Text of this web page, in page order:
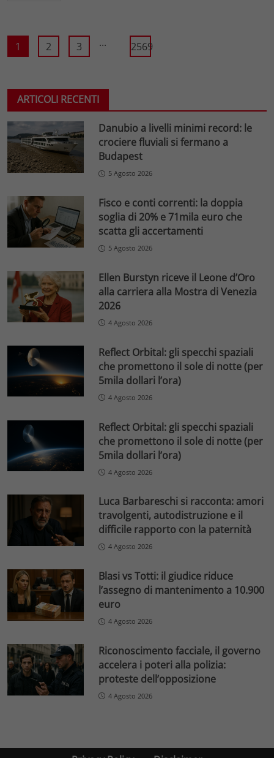
1 2 3 ... 2569
ARTICOLI RECENTI
Danubio a livelli minimi record: le
crociere fluviali si fermano a
Budapest
5 Agosto 2026
Fisco e conti correnti: la doppia
soglia di 20% e 71mila euro che
scatta gli accertamenti
5 Agosto 2026
Ellen Burstyn riceve il Leone d’Oro
alla carriera alla Mostra di Venezia
2026
4 Agosto 2026
Reflect Orbital: gli specchi spaziali
che promettono il sole di notte (per
5mila dollari l’ora)
4 Agosto 2026
Reflect Orbital: gli specchi spaziali
che promettono il sole di notte (per
5mila dollari l’ora)
4 Agosto 2026
Luca Barbareschi si racconta: amori
travolgenti, autodistruzione e il
difficile rapporto con la paternità
4 Agosto 2026
Blasi vs Totti: il giudice riduce
l’assegno di mantenimento a 10.900
euro
4 Agosto 2026
Riconoscimento facciale, il governo
accelera i poteri alla polizia:
proteste dell’opposizione
4 Agosto 2026